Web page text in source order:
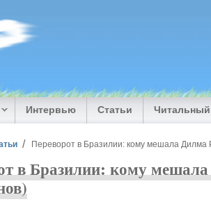
Интервью Статьи Читальный
Переворот в Бразилии: кому мешала Дилма
в Бразилии: кому